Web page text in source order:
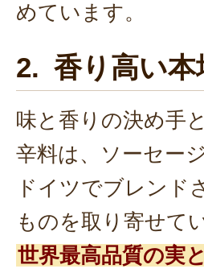
めています。
2. 香り高い本
味と香りの決め手
辛料は、ソーセー
ドイツでブレンド
ものを取り寄せて
世界最高品質の実